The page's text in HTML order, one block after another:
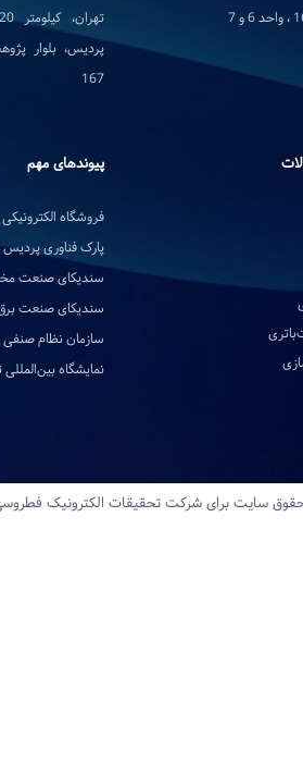
167
پیوندهای مهم
فروشگاه الکترونیکی
پارک فناوری پردیس
سندیکای صنعت
سندیکای صنعت
سازمان نظام صنفی
نمایشگاه بین‌المللی
سایت برای شرکت تحقیقات‌ الکترونیک‌